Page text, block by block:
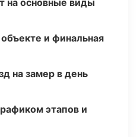
на основные виды
и финальная
на замер в день
этапов и